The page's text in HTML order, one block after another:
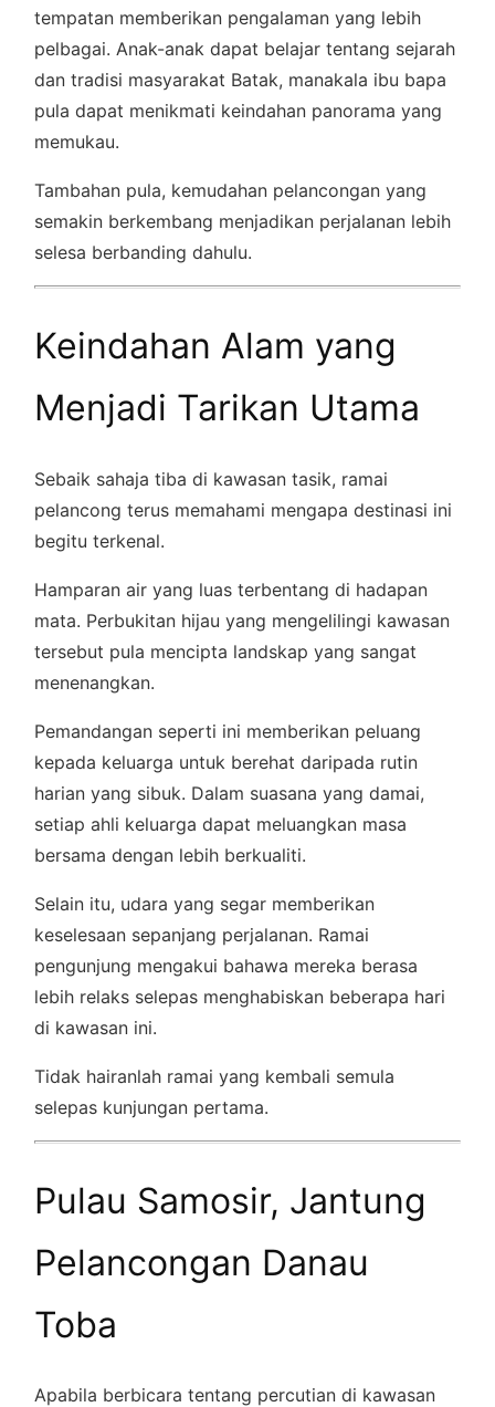
tempatan memberikan pengalaman yang lebih
pelbagai. Anak-anak dapat belajar tentang sejarah
dan tradisi masyarakat Batak, manakala ibu bapa
pula dapat menikmati keindahan panorama yang
memukau.
Tambahan pula, kemudahan pelancongan yang
semakin berkembang menjadikan perjalanan lebih
selesa berbanding dahulu.
Keindahan Alam yang
Menjadi Tarikan Utama
Sebaik sahaja tiba di kawasan tasik, ramai
pelancong terus memahami mengapa destinasi ini
begitu terkenal.
Hamparan air yang luas terbentang di hadapan
mata. Perbukitan hijau yang mengelilingi kawasan
tersebut pula mencipta landskap yang sangat
menenangkan.
Pemandangan seperti ini memberikan peluang
kepada keluarga untuk berehat daripada rutin
harian yang sibuk. Dalam suasana yang damai,
setiap ahli keluarga dapat meluangkan masa
bersama dengan lebih berkualiti.
Selain itu, udara yang segar memberikan
keselesaan sepanjang perjalanan. Ramai
pengunjung mengakui bahawa mereka berasa
lebih relaks selepas menghabiskan beberapa hari
di kawasan ini.
Tidak hairanlah ramai yang kembali semula
selepas kunjungan pertama.
Pulau Samosir, Jantung
Pelancongan Danau
Toba
Apabila berbicara tentang percutian di kawasan